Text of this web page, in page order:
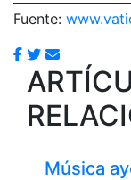
Fuente:
Música